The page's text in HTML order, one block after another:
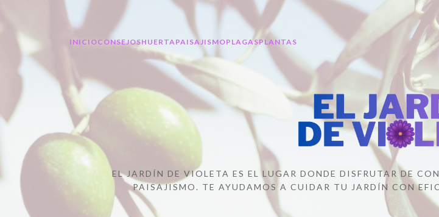
INICIOCONSEJOSHUERTA PAISAJISMOPLAGASPLANTAS
EL JARDÍN DE VIOLETA ES EL LUGAR DONDE DISFRUTAR DE
PAISAJISMO. TE AYUDAMOS A CUIDAR TU JARDÍN CON